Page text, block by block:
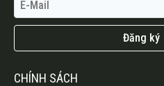
Đăng ký
CHÍNH SÁCH